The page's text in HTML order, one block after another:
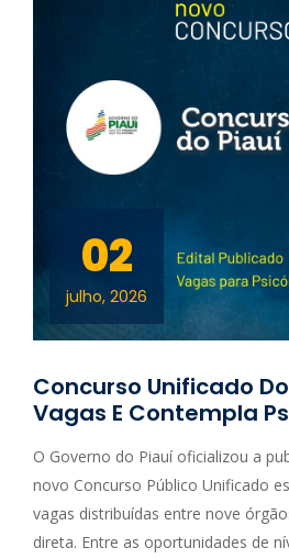
02
julho, 2026
Concurso Unificado
Vagas E Contempla
O Governo do Piauí oficializou a
novo Concurso Público Unificado
vagas distribuídas entre nove
direta. Entre as oportunidades de